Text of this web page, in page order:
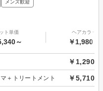
メンズ歓迎
ト単価
～
ヘアカラー
￥1,980～
￥1,290
＋トリートメント ￥5,710